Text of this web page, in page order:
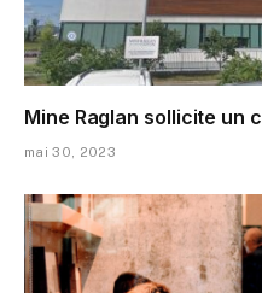
Mine Raglan sollicite un
mai 30, 2023